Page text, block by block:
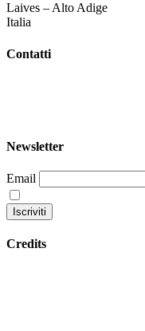
Laives – Alto Adige
Italia
Contatti
Newsletter
Email
Credits